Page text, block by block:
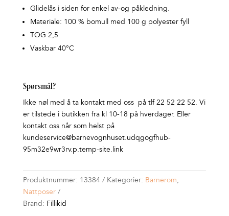
Glidelås i siden for enkel av-og påkledning.
Materiale: 100 % bomull med 100 g polyester fyll
TOG 2,5
Vaskbar 40°C
Spørsmål?
Ikke nøl med å ta kontakt med oss på tlf 22 52 22 52. Vi
er tilstede i butikken fra kl 10-18 på hverdager. Eller
kontakt oss når som helst på
kundeservice@barnevognhuset.udqgogfhub-
95m32e9wr3rv.p.temp-site.link
Produktnummer: 13384 Kategorier: Barnerom,
Nattposer
Brand: Fillikid